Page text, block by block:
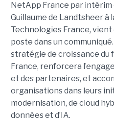
NetApp France par intérim
Guillaume de Landtsheer à
Technologies France, vient
poste dans un
stratégie de croissance du
France, renforcera
et des partenaires, et
organisations dans leurs
modernisation, de cloud
données et d’IA.